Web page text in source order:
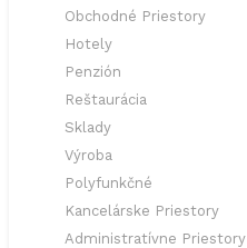
Obchodné Priestory
Hotely
Penzión
Reštaurácia
Sklady
Výroba
Polyfunkčné
Kancelárske Priestory
Administratívne Priestory